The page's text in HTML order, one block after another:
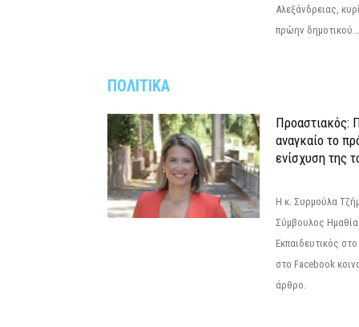
Αλεξάνδρειας,
πρώην δημοτικού...
ΠΟΛΙΤΙΚΑ
Προαστιακός:
αναγκαίο το
ενίσχυση της
Η κ. Συρμούλα
Σύμβουλος
Εκπαιδευτικός
στο Facebook
άρθρο.